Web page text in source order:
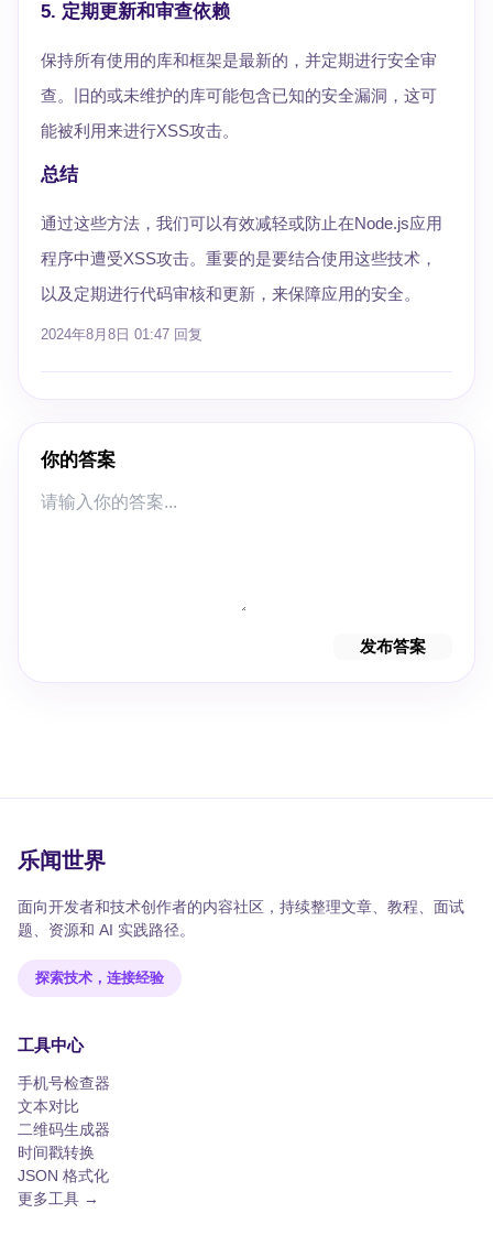
5. 定期更新和审查依赖
保持所有使用的库和框架是最新的，并定期进行安全审
查。旧的或未维护的库可能包含已知的安全漏洞，这可
能被利用来进行XSS攻击。
总结
通过这些方法，我们可以有效减轻或防止在Node.js应用
程序中遭受XSS攻击。重要的是要结合使用这些技术，
以及定期进行代码审核和更新，来保障应用的安全。
2024年8月8日 01:47 回复
你的答案
发布答案
乐闻世界
面向开发者和技术创作者的内容社区，持续整理文章、教程、面试
题、资源和 AI 实践路径。
探索技术，连接经验
工具中心
手机号检查器
文本对比
二维码生成器
时间戳转换
JSON 格式化
更多工具 →